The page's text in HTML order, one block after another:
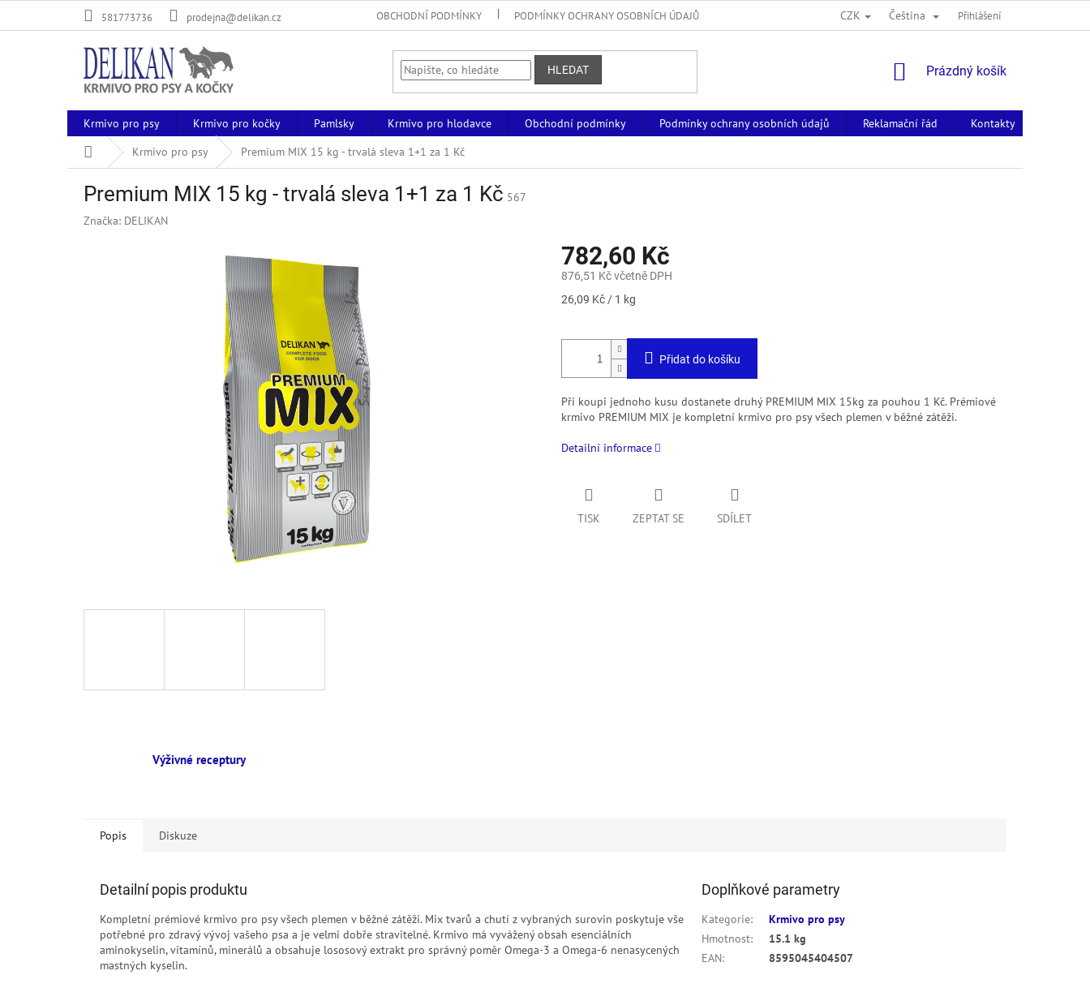
581773736 prodejna@delikan.cz OBCHODNÍ PODMÍNKY PODMÍNKY OCHRANY OSOBNÍCH ÚDAJŮ CZK Čeština Přihlášení
HLEDAT
NÁKUPNÍ
Prázdný košík
Krmivo pro psy Krmivo pro kočky Pamlsky Krmivo pro hlodavce Obchodní podmínky Podmínky ochrany osobních údajů Reklamační řád
Kontakty
Domů
Krmivo pro psy Premium MIX 15 kg - trvalá sleva 1+1 za 1 Kč
Premium MIX 15 kg - trvalá sleva 1+1 za 1 Kč 567
Značka: DELIKAN
782,60 Kč
876,51 Kč včetně DPH
Měrná
26,09 Kč / 1 kg
Přidat do košíku
Při koupi jednoho kusu dostanete druhý PREMIUM MIX 15kg za pouhou 1 Kč. Prémiové
krmivo PREMIUM MIX je kompletní krmivo pro psy všech plemen v běžné zátěži.
Detailní informace
TISK ZEPTAT SE SDÍLET
Výživné receptury
Popis Diskuze
Detailní popis produktu
Kompletní prémiové krmivo pro psy všech plemen v běžné zátěži. Mix tvarů a chutí z vybraných surovin poskytuje vše
potřebné pro zdravý vývoj vašeho psa a je velmi dobře stravitelné. Krmivo má vyvážený obsah esenciálních
aminokyselin, vitamínů, minerálů a obsahuje lososový extrakt pro správný poměr Omega-3 a Omega-6 nenasycených
mastných kyselin.
Doplňkové parametry
Kategorie:
Krmivo pro psy
Hmotnost:
15.1 kg
EAN: 8595045404507